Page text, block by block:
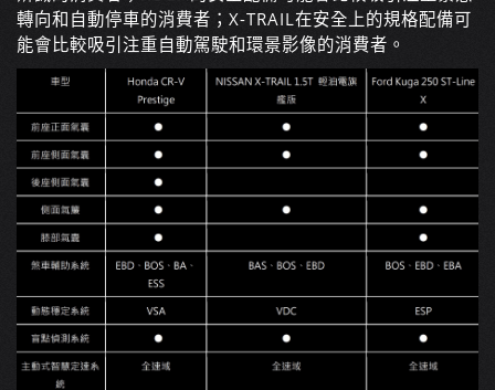
轉向和自動停車的消費者； X-TRAIL在安全上的規格配備可
能會比較吸引注重自動駕駛和環景影像的消費者。